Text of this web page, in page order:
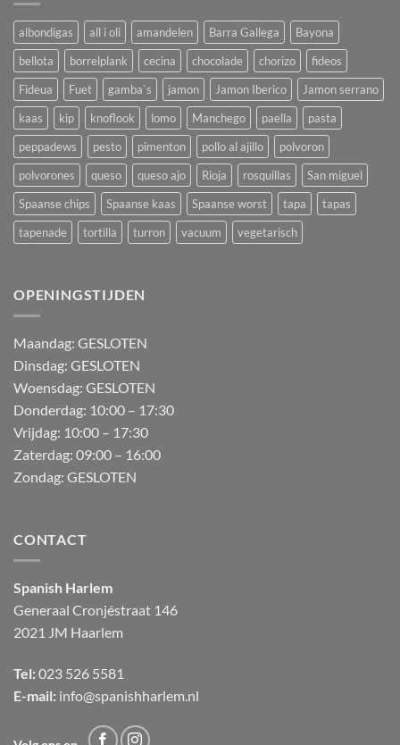
albondigas all i oli amandelen Barra Gallega
Bayona
bellota
borrelplank cecina chocolade chorizo
fideos
Fideua
Fuet gamba`s jamon Jamon Iberico
Jamon serrano
kaas
kip knoflook lomo Manchego paella
pasta
peppadews
pesto pimenton pollo al ajillo
polvoron
polvorones
queso queso ajo Rioja rosquillas
San miguel
Spaanse chips
Spaanse kaas Spaanse worst tapa
tapas
tapenade
tortilla turron vacuum vegetarisch
OPENINGSTIJDEN
Maandag: GESLOTEN
Dinsdag: GESLOTEN
Woensdag: GESLOTEN
Donderdag: 10:00 – 17:30
Vrijdag: 10:00 – 17:30
Zaterdag: 09:00 – 16:00
Zondag: GESLOTEN
CONTACT
Spanish Harlem
Generaal Cronjéstraat 146
2021 JM Haarlem
Tel: 023 526 5581
E-mail: info@spanishharlem.nl